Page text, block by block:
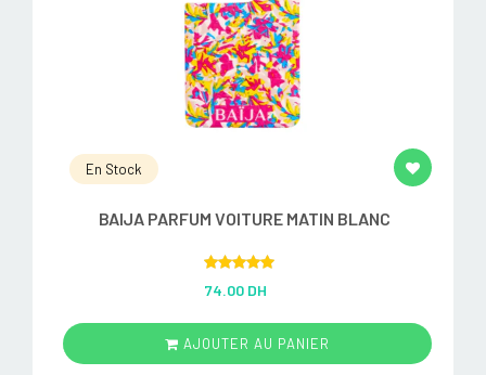
En Stock
BAIJA PARFUM VOITURE MATIN BLANC
out of 5
74.00 DH
AJOUTER AU PANIER